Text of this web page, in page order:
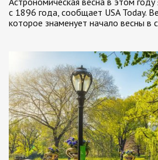
с 1896 года, сообщает USA Today.
которое знаменует начало весны в